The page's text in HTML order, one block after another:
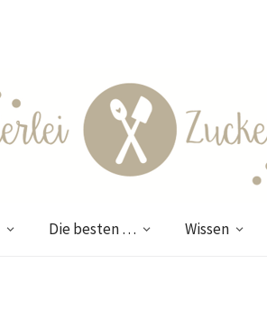
Die besten … Wissen